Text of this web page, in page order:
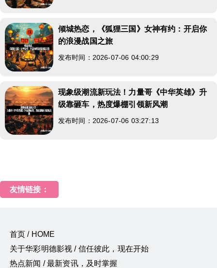
倾城热恋，《狐狸三国》女神有约：开启你
的浪漫战国之旅
发布时间：2026-07-06 04:00:29
现象级潮流新玩法！力量哥《中华英雄》升
级靠砸车，热度爆棚引领新风潮
发布时间：2026-07-06 03:27:13
友情链接：
首页 / HOME
关于华彩明德影视 / 信任彼此，现在开始
热点新闻 / 最新资讯，及时掌握